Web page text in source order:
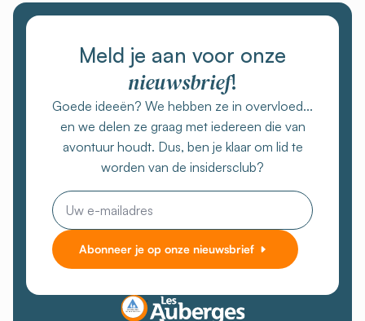
Meld je aan voor onze
nieuwsbrief!
Goede ideeën? We hebben ze in overvloed...
en we delen ze graag met iedereen die van
avontuur houdt. Dus, ben je klaar om lid te
worden van de insidersclub?
E-
mail
Abonneer je op onze nieuwsbrief